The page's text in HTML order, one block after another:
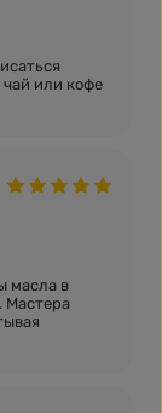
или кофе
масла в
Мастера